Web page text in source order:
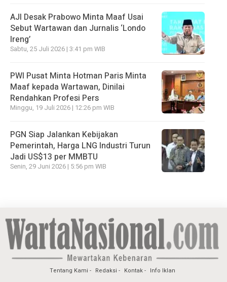
AJI Desak Prabowo Minta Maaf Usai
Sebut Wartawan dan Jurnalis ‘Londo
Ireng’
Sabtu, 25 Juli 2026 | 3:41 pm WIB
PWI Pusat Minta Hotman Paris Minta
Maaf kepada Wartawan, Dinilai
Rendahkan Profesi Pers
Minggu, 19 Juli 2026 | 12:26 pm WIB
PGN Siap Jalankan Kebijakan
Pemerintah, Harga LNG Industri Turun
Jadi US$13 per MMBTU
Senin, 29 Juni 2026 | 5:56 pm WIB
Tentang Kami Redaksi Kontak Info Iklan